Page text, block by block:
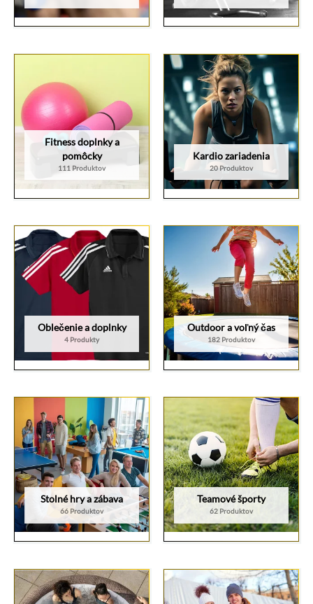
Fitness doplnky a
pomôcky
111 Produktov
Kardio zariadenia
20 Produktov
Oblečenie a doplnky
4 Produkty
Outdoor a voľný čas
182 Produktov
Stolné hry a zábava
66 Produktov
Teamové športy
62 Produktov